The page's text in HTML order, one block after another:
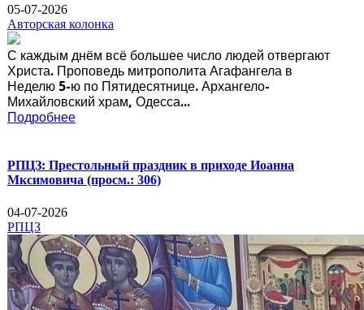
05-07-2026
Авторская колонка
С каждым днём всё большее число людей отвергают
Христа. Проповедь митрополита Агафангела в
Неделю 5-ю по Пятидесятнице. Архангело-
Михайловский храм, Одесса...
Подробнее
РПЦЗ: Престольный праздник в приходе Иоанна
Мксимовича (просм.: 306)
04-07-2026
РПЦЗ